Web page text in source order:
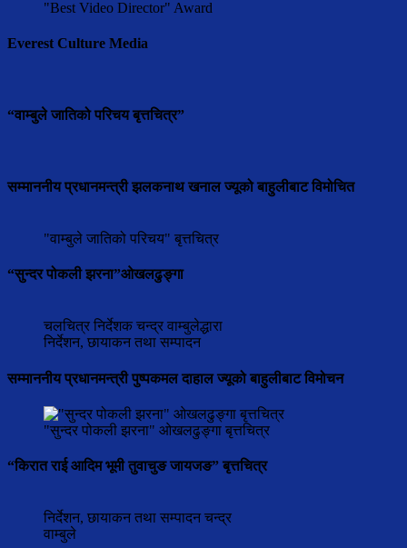
"Best Video Director" Award
Everest Culture Media
“वाम्बुले जातिको परिचय बृत्तचित्र”
सम्माननीय प्रधानमन्त्री झलकनाथ खनाल ज्यूको बाहुलीबाट विमोचित
"वाम्बुले जातिको परिचय" बृत्तचित्र
“सुन्दर पोकली झरना”ओखलढुङ्गा
चलचित्र निर्देशक चन्द्र वाम्बुलेद्धारा
निर्देशन, छायाकन तथा सम्पादन
सम्माननीय प्रधानमन्त्री पुष्पकमल दाहाल ज्यूको बाहुलीबाट विमोचन
"सुन्दर पोकली झरना" ओखलढुङ्गा बृत्तचित्र
“किरात राई आदिम भूमी तुवाचुङ जायजङ” बृत्तचित्र
निर्देशन, छायाकन तथा सम्पादन चन्द्र
वाम्बुले